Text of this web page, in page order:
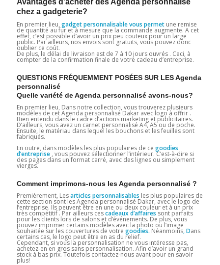
Avantages d’acheter des Agenda personnalisé
chez a gadgeterie?
En premier lieu, gadget personnalisable vous permetune remise
de quantité au fur et à mesure que la commande augmente. A cet
effet, c’est possible d’avoir un prix peu couteux pour un large
public. Par ailleurs, nos envois sont gratuits, vous pouvez donc
oublier ce coût.
De plus, le délai de livraison est de 7 à 10 jours ouvrés . Ceci, à
compter de la confirmation finale de votre cadeau d’entreprise.
QUESTIONS FRÉQUEMMENT POSÉES SUR LES Agenda
personnalisé
Quelle variété de Agenda personnalisé avons-nous?
En premier lieu, Dans notre collection, vous trouverez plusieurs
modèles de cet Agenda personnalisé Dakar avec logo à offrir .
Bien entendu dans le cadre d’actions marketing et publicitaires.
D’ailleurs, vous avez un carnet personnalisé A4, A5 ou de poche.
Ensuite, le matériau dans lequel les bouchons et les feuilles sont
fabriqués.
En outre, dans modèles les plus populaires de ce goodies
d’entreprise, vous pouvez sélectionner l’intérieur. C’est-à-dire si
des pages dans un format carré, avec des lignes ou simplement
vierges.
Comment imprimons-nous les Agenda personnalisé ?
Premièrement, Lesarticles personnalisables les plus populaires de
cette section sont les Agenda personnalisé Dakar, avec le logo de
l’entreprise. Ils peuvent être en une ou deux couleur et à un prix
très compétitif . Par ailleurs cescadeaux d’affaires sont parfaits
pour les clients lors de salons et d’événements. De plus, vous
pouvez imprimer certains modèles avec la photo ou l’image
souhaitée sur les couvertures de votre goodies. Néanmoins, Dans
certains cas, le logo peut être en as du relief.
Cependant, si vous la personnalisation ne vous intéresse pas,
achetez-en en gros sans personnalisation. Afin d’avoir un grand
stock à bas prix. Toutefois contactez-nous avant pour en savoir
plus!